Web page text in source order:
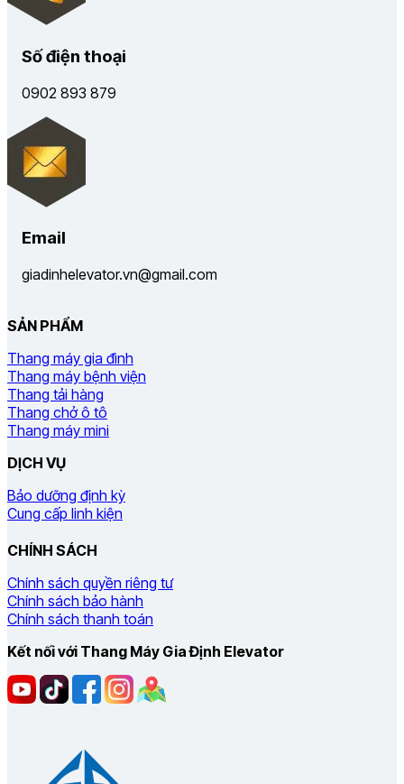
Số điện thoại
0902 893 879
Email
giadinhelevator.vn@gmail.com
SẢN PHẨM
Thang máy gia đình
Thang máy bệnh viện
Thang tải hàng
Thang chở ô tô
Thang máy mini
DỊCH VỤ
Bảo dưỡng định kỳ
Cung cấp linh kiện
CHÍNH SÁCH
Chính sách quyền riêng tư
Chính sách bảo hành
Chính sách thanh toán
Kết nối với Thang Máy Gia Định Elevator